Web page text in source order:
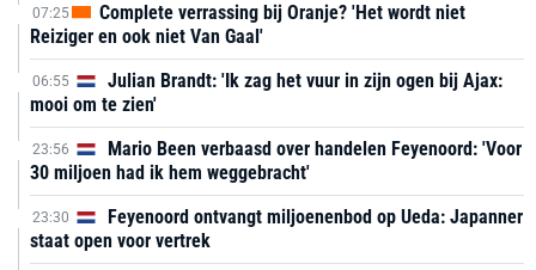
07:25
Complete verrassing bij Oranje? 'Het wordt niet
Reiziger en ook niet Van Gaal'
06:55
Julian Brandt: 'Ik zag het vuur in zijn ogen bij Ajax:
mooi om te zien'
23:56
Mario Been verbaasd over handelen Feyenoord: 'Voor
30 miljoen had ik hem weggebracht'
23:30
Feyenoord ontvangt miljoenenbod op Ueda: Japanner
staat open voor vertrek